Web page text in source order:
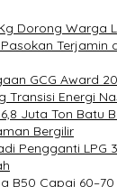
Dorong Warga
Terjamin
GCG Award
Transisi Energi
Juta Ton Batu
Bergilir
Pengganti LPG
B50 Capai